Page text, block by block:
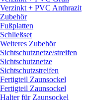
Verzinkt + PVC Anthrazit
Zubehör
Fußplatten
Schließset
Weiteres Zubehör
Sichtschutznetze/streifen
Sichtschutznetze
Sichtschutzstreifen
Fertigteil Zaunsockel
Fertigteil Zaunsockel
Halter für Zaunsockel